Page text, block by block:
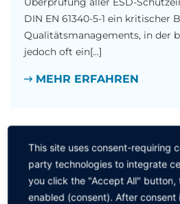
DIN EN 61340-5-1 ein kritischer
Qualitätsmanagements, in der
jedoch oft ein[...]
MEHR ERFAHREN
LOTBAD-ANALYSEN MIT
30.7.2026
Stabile Lötprozesse durch
This site uses consent-requiring
party technologies to integrate
you click the "Accept All" button,
enabled (consent). After consent